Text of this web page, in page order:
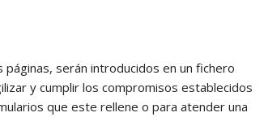
serán introducidos en un fichero
y cumplir los compromisos establecidos
que este rellene o para atender una